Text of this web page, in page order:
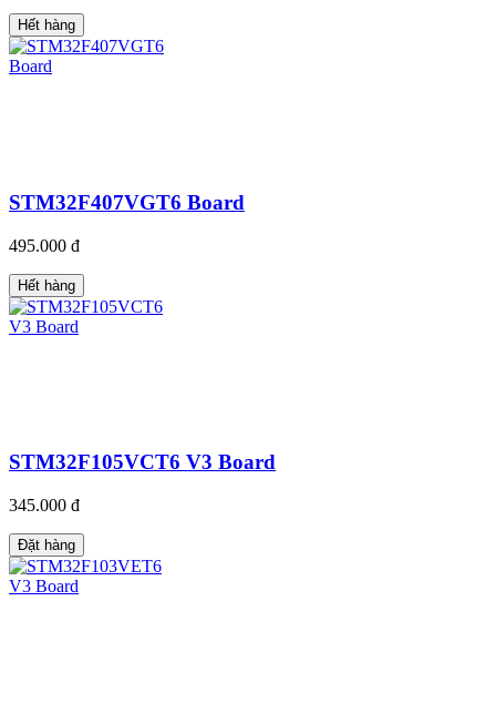
Hết hàng
STM32F407VGT6 Board
495.000 đ
Hết hàng
STM32F105VCT6 V3 Board
345.000 đ
Đặt hàng